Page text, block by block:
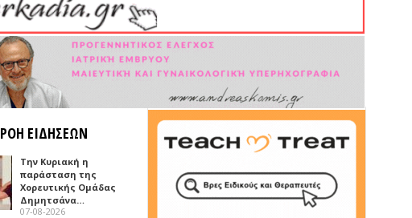
ΡΟΗ ΕΙΔΗΣΕΩΝ
Την Κυριακή η
παράσταση της
Χορευτικής Ομάδας
Δημητσάνα…
07-08-2026